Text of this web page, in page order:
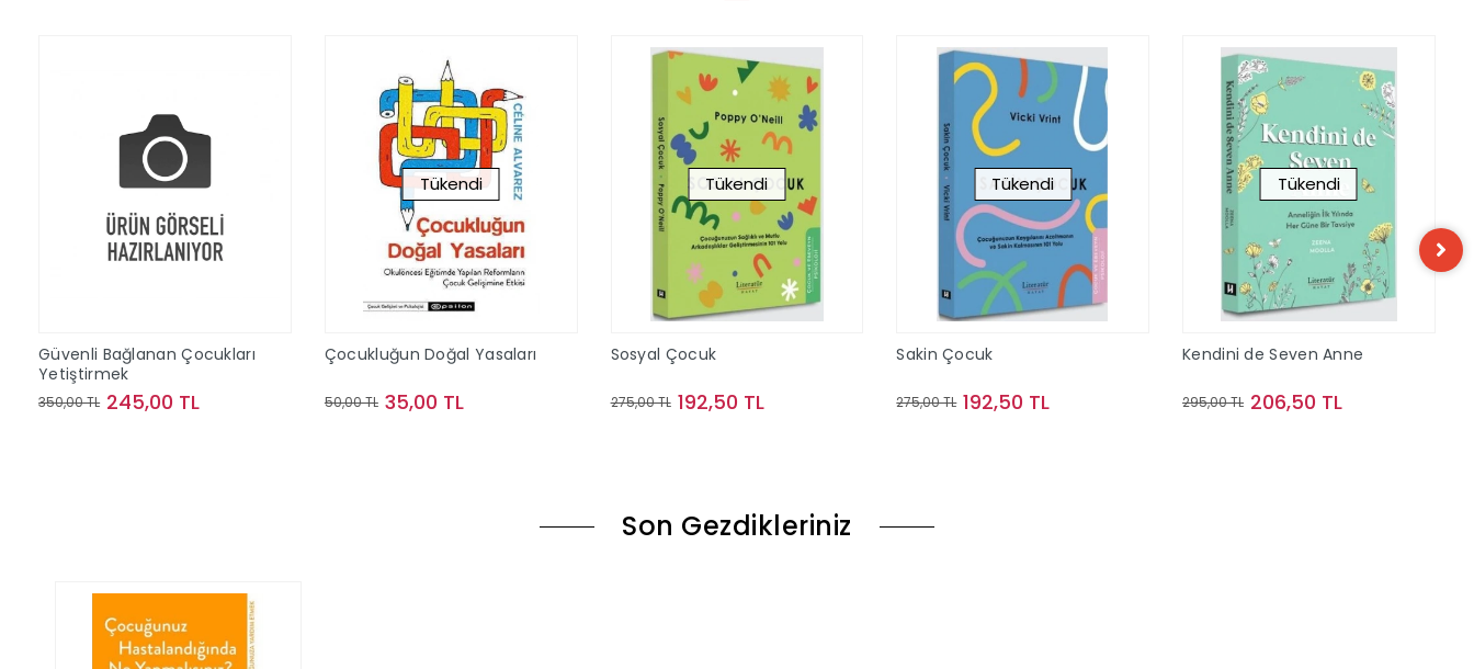
Güvenli Bağlanan Çocukları
Yetiştirmek
350,00 TL 245,00 TL
Tükendi
Çocukluğun Doğal Yasaları
50,00 TL 35,00 TL
Tükendi
Sosyal Çocuk
275,00 TL 192,50 TL
Tükendi
Sakin Çocuk
275,00 TL 192,50 TL
Tükendi
Kendini de Seven Anne
295,00 TL 206,50 TL
Son Gezdikleriniz